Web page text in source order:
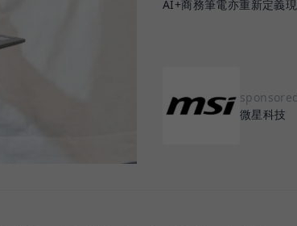
AI+商務筆電亦重新定義現
微星科技